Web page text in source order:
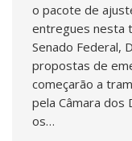
o pacote de
entregues nesta
Senado Federal,
propostas de
começarão a
pela Câmara dos
os…